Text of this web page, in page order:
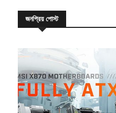
জনপ্রিয় পোস্ট